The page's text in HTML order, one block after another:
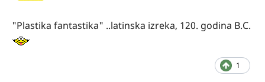
"Plastika fantastika" ..latinska izreka, 120. godina B.C.
1